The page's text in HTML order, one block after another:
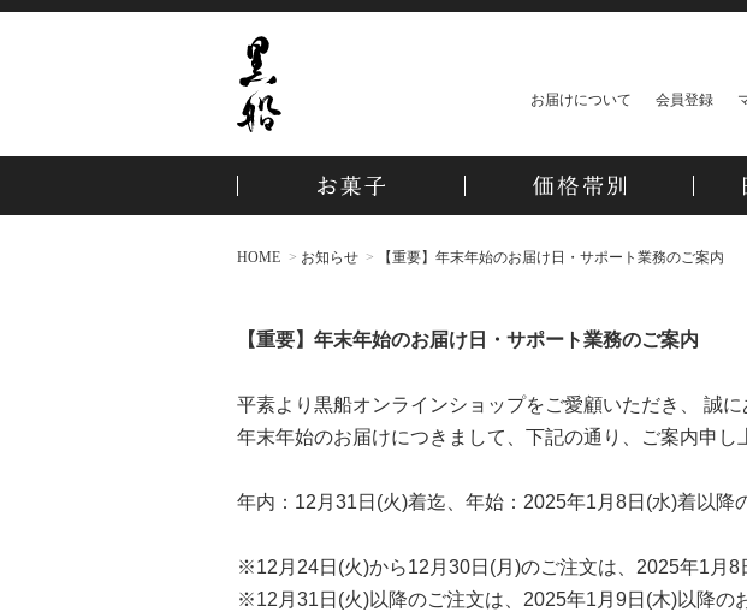
お届けについて 会員登録
HOME お知らせ 【重要】年末年始のお届け日・サポート業務のご案内
【重要】年末年始のお届け日・サポート業務のご案内
平素より黒船オンラインショップをご愛顧いただき、 誠に
年末年始のお届けにつきまして、下記の通り、ご案内申し
年内：12月31日(火)着迄、年始：2025年1月8日(水)着以降
※12月24日(火)から12月30日(月)のご注文は、2025年1月8
※12月31日(火)以降のご注文は、2025年1月9日(木)以降の